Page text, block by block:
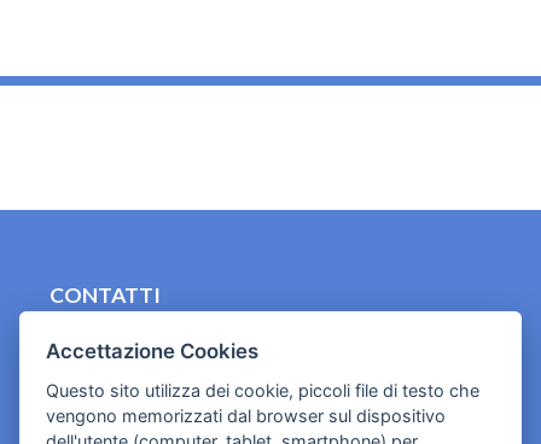
CONTATTI
Cookies e informativa privacy
Accettazione Cookies
Questo sito utilizza dei cookie, piccoli file di testo che
vengono memorizzati dal browser sul dispositivo